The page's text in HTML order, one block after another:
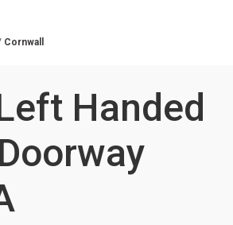
Cornwall
Handed